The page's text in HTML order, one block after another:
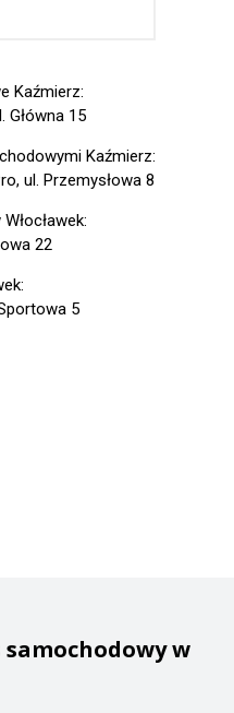
Kaźmierz:
Główna 15
Kaźmierz:
ul. Przemysłowa 8
22
5
w